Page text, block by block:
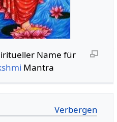
Name für
Mantra